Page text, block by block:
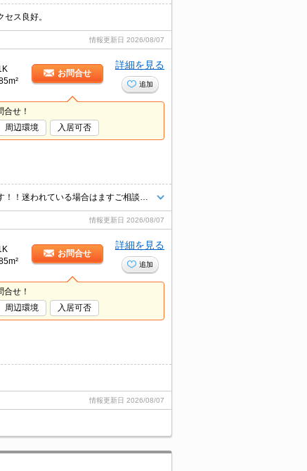
ス良好。
情報更新日 2026/08/07
お問合せ
詳細を見る
追加
せ！
周辺環境 入居可否
情報更新日 2026/08/07
お問合せ
詳細を見る
追加
せ！
周辺環境 入居可否
情報更新日 2026/08/07